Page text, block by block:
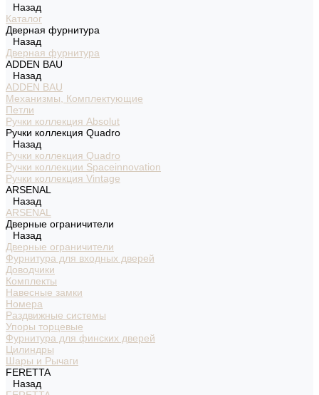
Назад
Каталог
Дверная фурнитура
Назад
Дверная фурнитура
ADDEN BAU
Назад
ADDEN BAU
Механизмы, Комплектующие
Петли
Ручки коллекция Absolut
Ручки коллекция Quadro
Назад
Ручки коллекция Quadro
Ручки коллекции Spaceinnovation
Ручки коллекция Vintage
ARSENAL
Назад
ARSENAL
Дверные ограничители
Назад
Дверные ограничители
Фурнитура для входных дверей
Доводчики
Комплекты
Навесные замки
Номера
Раздвижные системы
Упоры торцевые
Фурнитура для финских дверей
Цилиндры
Шары и Рычаги
FERETTA
Назад